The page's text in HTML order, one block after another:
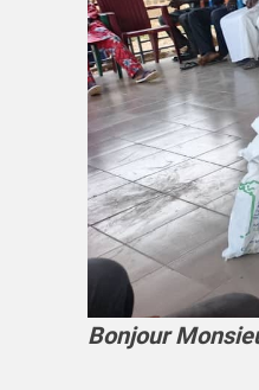
Bonjour